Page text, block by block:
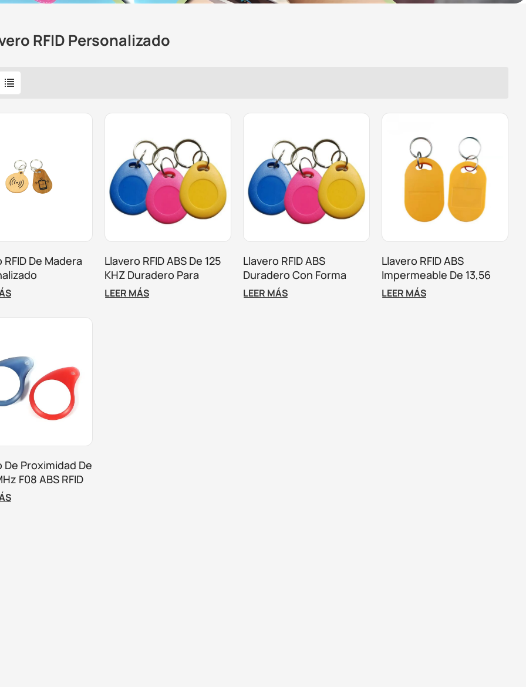
RFID Personalizado
RFID De Madera
Llavero RFID ABS De 125
KHZ Duradero Para
Solución De Control De
LEER MÁS
Llavero RFID ABS
Duradero Con Forma
Personalizada Para
LEER MÁS
Llavero RFID ABS
Impermeable De 13,56
MHz Y 1 K Para Control De
LEER MÁS
De Proximidad De
F08 ABS RFID
De Acceso